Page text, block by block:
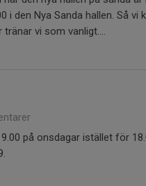
i den Nya Sanda hallen. Så
vi som vanligt....
på onsdagar istället för